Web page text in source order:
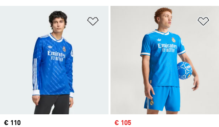
Añadir a la lista de deseos
Precio
€ 110
Precio de venta
€ 105